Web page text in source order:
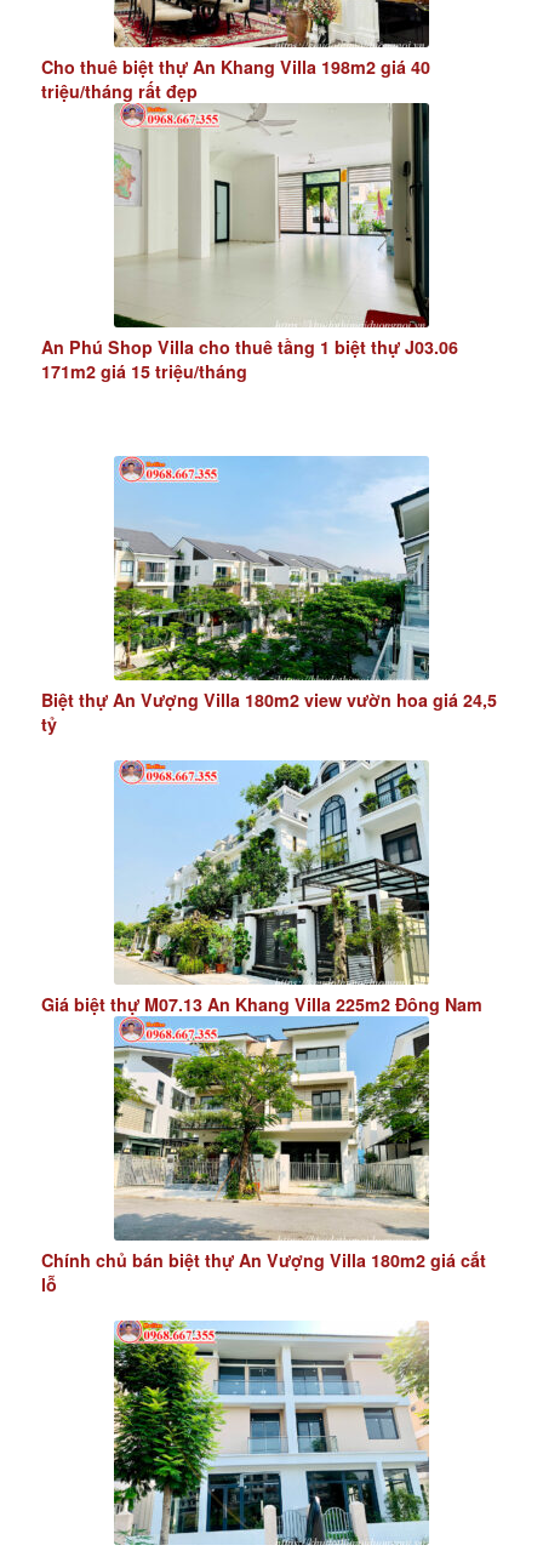
Cho thuê biệt thự An Khang Villa 198m2 giá 40
triệu/tháng rất đẹp
An Phú Shop Villa cho thuê tầng 1 biệt thự J03.06
171m2 giá 15 triệu/tháng
Biệt thự An Vượng Villa 180m2 view vườn hoa giá 24,5
tỷ
Giá biệt thự M07.13 An Khang Villa 225m2 Đông Nam
Chính chủ bán biệt thự An Vượng Villa 180m2 giá cắt
lỗ